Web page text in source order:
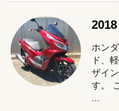
ホン
ド、
ザイ
す。